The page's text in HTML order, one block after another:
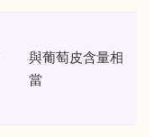
與葡萄皮含量相
當